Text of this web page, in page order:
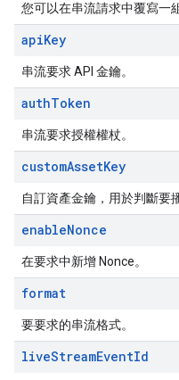
您可以在串流請求中覆寫一
apiKey
串流要求 API 金鑰。
authToken
串流要求授權權杖。
customAssetKey
自訂資產金鑰，用於判斷要
enableNonce
在要求中新增 Nonce。
format
要要求的串流格式。
liveStreamEventId